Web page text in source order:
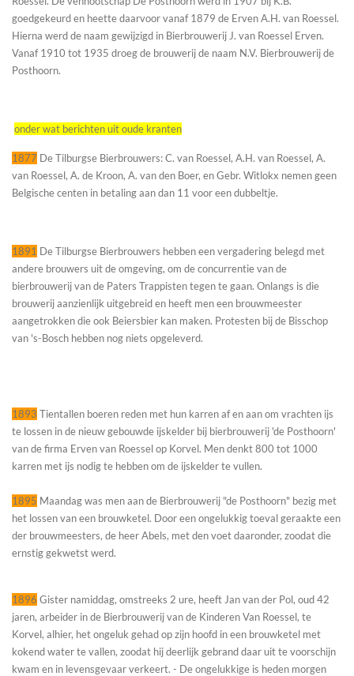
goedgekeurd en heette daarvoor vanaf 1879 de Erven A.H. van Roessel.
Hierna werd de naam gewijzigd in Bierbrouwerij J. van Roessel Erven.
Vanaf 1910 tot 1935 droeg de brouwerij de naam N.V. Bierbrouwerij de
Posthoorn.
onder wat berichten uit oude kranten
1877 De Tilburgse Bierbrouwers: C. van Roessel, A.H. van Roessel, A.
van Roessel, A. de Kroon, A. van den Boer, en Gebr. Witlokx nemen geen
Belgische centen in betaling aan dan 11 voor een dubbeltje.
1891 De Tilburgse Bierbrouwers hebben een vergadering belegd met
andere brouwers uit de omgeving, om de concurrentie van de
bierbrouwerij van de Paters Trappisten tegen te gaan. Onlangs is die
brouwerij aanzienlijk uitgebreid en heeft men een brouwmeester
aangetrokken die ook Beiersbier kan maken. Protesten bij de Bisschop
van 's-Bosch hebben nog niets opgeleverd.
1893 Tientallen boeren reden met hun karren af en aan om vrachten ijs
te lossen in de nieuw gebouwde ijskelder bij bierbrouwerij 'de Posthoorn'
van de firma Erven van Roessel op Korvel. Men denkt 800 tot 1000
karren met ijs nodig te hebben om de ijskelder te vullen.
1895 Maandag was men aan de Bierbrouwerij "de Posthoorn" bezig met
het lossen van een brouwketel. Door een ongelukkig toeval geraakte een
der brouwmeesters, de heer Abels, met den voet daaronder, zoodat die
ernstig gekwetst werd.
1896 Gister namiddag, omstreeks 2 ure, heeft Jan van der Pol, oud 42
jaren, arbeider in de Bierbrouwerij van de Kinderen Van Roessel, te
Korvel, alhier, het ongeluk gehad op zijn hoofd in een brouwketel met
kokend water te vallen, zoodat hij deerlijk gebrand daar uit te voorschijn
kwam en in levensgevaar verkeert. - De ongelukkige is heden morgen